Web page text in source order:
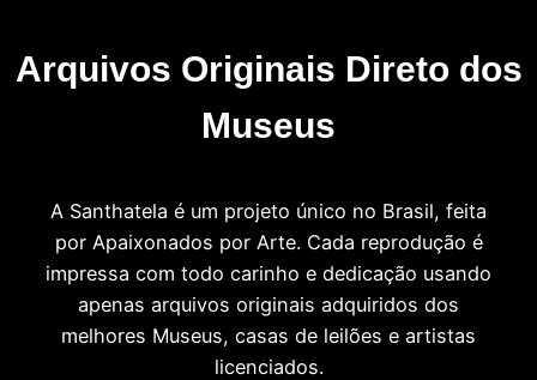
Arquivos Originais Direto dos
Museus
A Santhatela é um projeto único no Brasil, feita
por Apaixonados por Arte. Cada reprodução é
impressa com todo carinho e dedicação usando
apenas arquivos originais adquiridos dos
melhores Museus, casas de leilões e artistas
licenciados.